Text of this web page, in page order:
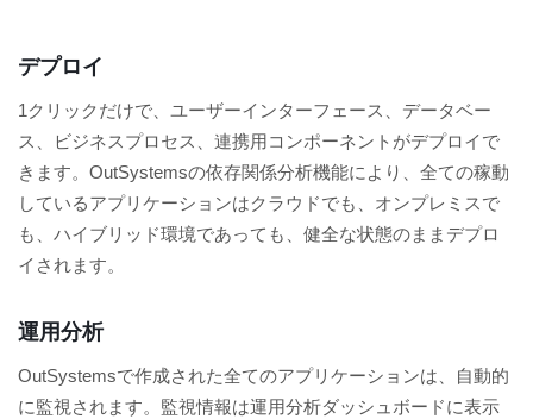
デプロイ
1クリックだけで、ユーザーインターフェース、データベー
ス、ビジネスプロセス、連携用コンポーネントがデプロイで
きます。OutSystemsの依存関係分析機能により、全ての稼動
しているアプリケーションはクラウドでも、オンプレミスで
も、ハイブリッド環境であっても、健全な状態のままデプロ
イされます。
運用分析
OutSystemsで作成された全てのアプリケーションは、自動的
に監視されます。監視情報は運用分析ダッシュボードに表示